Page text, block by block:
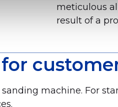
meticulous
result of a
machine. For